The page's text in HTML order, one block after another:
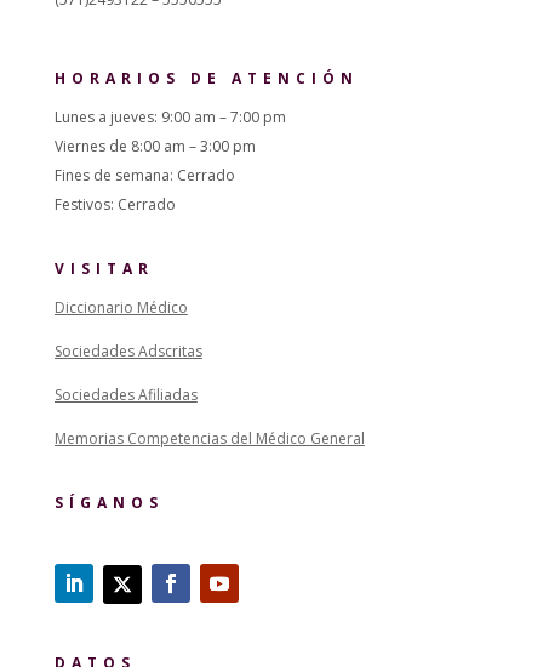
HORARIOS DE ATENCIÓN
Lunes a jueves: 9:00 am – 7:00 pm
Viernes de 8:00 am – 3:00 pm
Fines de semana: Cerrado
Festivos: Cerrado
VISITAR
Diccionario Médico
Sociedades Adscritas
Sociedades Afiliadas
Memorias Competencias del Médico General
SÍGANOS
DATOS